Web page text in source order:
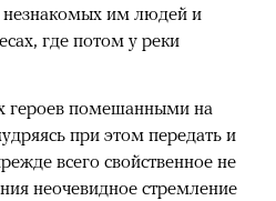
незнакомых им людей и
где потом у реки
героев помешанными на
при этом передать и
всего свойственное не
неочевидное стремление